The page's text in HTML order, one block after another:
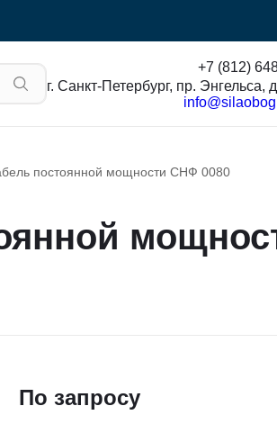
+7 (812)
г. Санкт-Петербург, пр. Энгельса,
постоянной мощности СНФ 0080
По запросу